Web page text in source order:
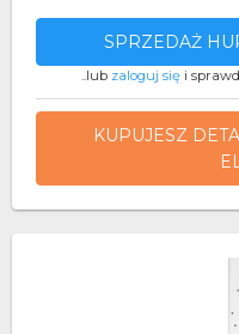
SPRZEDAŻ
..lub zaloguj się i
KUPUJESZ